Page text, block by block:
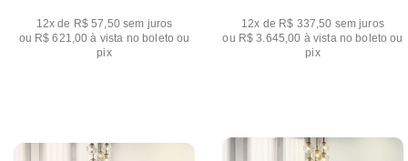
12x de R$ 57,50 sem juros
ou R$ 621,00 à vista no boleto ou
pix
12x de R$ 337,50 sem juros
ou R$ 3.645,00 à vista no boleto ou
pix